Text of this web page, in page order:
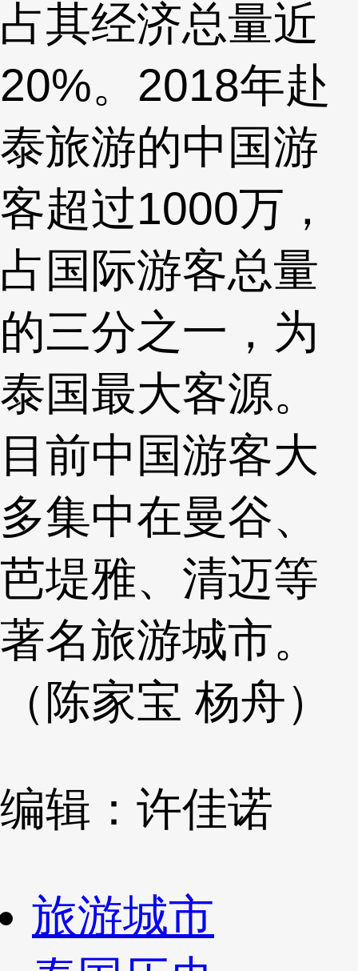
占其经济总量近
20%。2018年赴
泰旅游的中国游
客超过1000万，
占国际游客总量
的三分之一，为
泰国最大客源。
目前中国游客大
多集中在曼谷、
芭堤雅、清迈等
著名旅游城市。
（陈家宝 杨舟）
编辑：许佳诺
旅游城市